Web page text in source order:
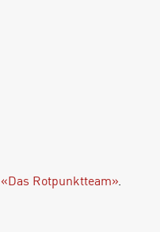
«Das Rotpunktteam».